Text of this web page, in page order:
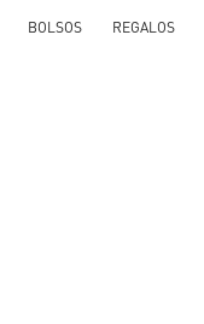
BOLSOS REGALOS